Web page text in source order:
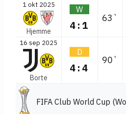
1 okt 2025
Hjemme
W
4:1
63`
16 sep 2025
Borte
D
4:4
90`
FIFA Club World Cup